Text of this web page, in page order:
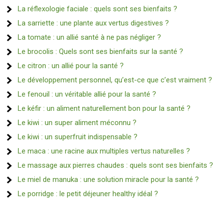
La réflexologie faciale : quels sont ses bienfaits ?
La sarriette : une plante aux vertus digestives ?
La tomate : un allié santé à ne pas négliger ?
Le brocolis : Quels sont ses bienfaits sur la santé ?
Le citron : un allié pour la santé ?
Le développement personnel, qu’est-ce que c’est vraiment ?
Le fenouil : un véritable allié pour la santé ?
Le kéfir : un aliment naturellement bon pour la santé ?
Le kiwi : un super aliment méconnu ?
Le kiwi : un superfruit indispensable ?
Le maca : une racine aux multiples vertus naturelles ?
Le massage aux pierres chaudes : quels sont ses bienfaits ?
Le miel de manuka : une solution miracle pour la santé ?
Le porridge : le petit déjeuner healthy idéal ?